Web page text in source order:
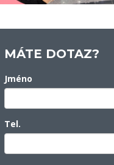
MÁTE DOTAZ?
Jméno
Tel.